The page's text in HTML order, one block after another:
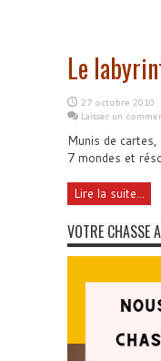
Le
27 octobre 2010
Laisser un
Munis de
7 mondes et
Lire la suite...
VOTRE CHASSE